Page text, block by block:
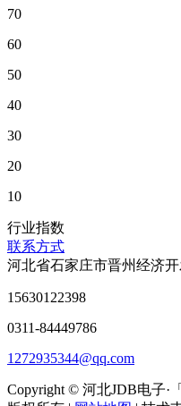
70
60
50
40
30
20
10
行业指数
联系方式
河北省石家庄市晋州经济
15630122398
0311-84449786
1272935344@qq.com
Copyright © 河北JDB电子·